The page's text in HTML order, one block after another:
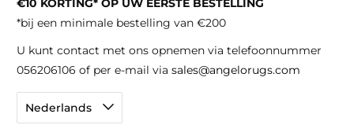
€10 KORTING* OP UW EERSTE BESTELLING
*bij een minimale bestelling van €200
U kunt contact met ons opnemen via telefoonnummer
056206106 of per e-mail viasales@angelorugs.com
Nederlands